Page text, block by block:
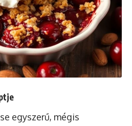
egyszerű, mégis